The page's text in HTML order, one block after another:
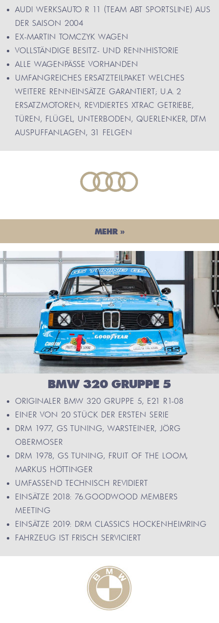
AUDI WERKSAUTO R 11 (TEAM ABT SPORTSLINE) AUS
DER SAISON 2004
EX-MARTIN TOMCZYK WAGEN
VOLLSTÄNDIGE BESITZ- UND RENNHISTORIE
ALLE WAGENPÄSSE VORHANDEN
UMFANGREICHES ERSATZTEILPAKET WELCHES
WEITERE RENNEINSÄTZE GARANTIERT; U.A. 2
ERSATZMOTOREN, REVIDIERTES XTRAC GETRIEBE,
TÜREN, FLÜGEL, UNTERBODEN, QUERLENKER, DTM
AUSPUFFANLAGEN, 31 FELGEN
MEHR »
BMW 320 GRUPPE 5
ORIGINALER BMW 320 GRUPPE 5, E21 R1-08
EINER VON 20 STÜCK DER ERSTEN SERIE
DRM 1977, GS TUNING, WARSTEINER, JÖRG
OBERMOSER
DRM 1978, GS TUNING, FRUIT OF THE LOOM,
MARKUS HÖTTINGER
UMFASSEND TECHNISCH REVIDIERT
EINSÄTZE 2018: 76.GOODWOOD MEMBERS
MEETING
EINSÄTZE 2019: DRM CLASSICS HOCKENHEIMRING
FAHRZEUG IST FRISCH SERVICIERT